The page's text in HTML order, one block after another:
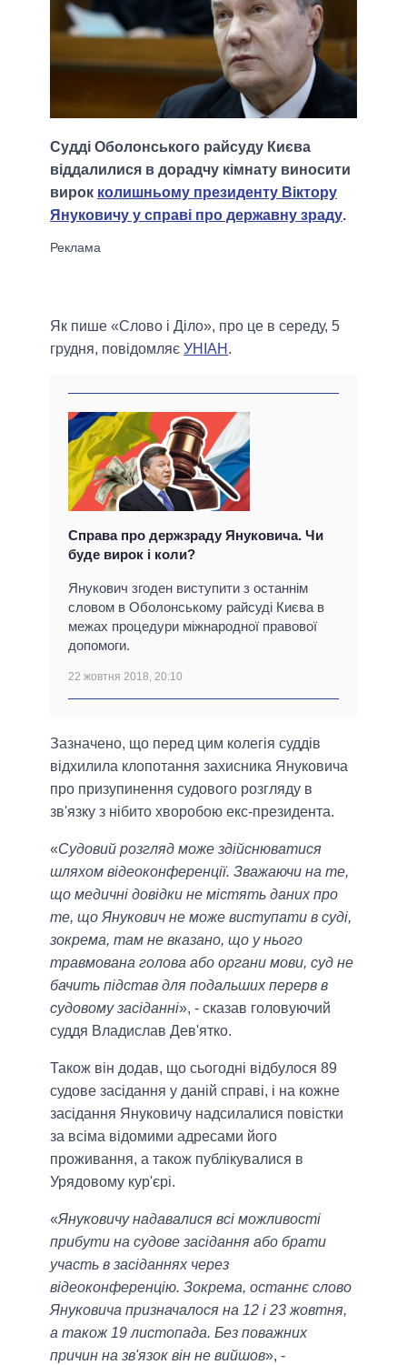
Судді Оболонського райсуду Києва
віддалилися в дорадчу кімнату виносити
вирок колишньому президенту Віктору
Януковичу у справі про державну зраду.
Як пише «Слово і Діло», про це в середу, 5
грудня, повідомляє УНІАН .
Справа про держзраду Януковича. Чи
буде вирок і коли?
Янукович згоден виступити з останнім
словом в Оболонському райсуді Києва в
межах процедури міжнародної правової
допомоги.
22 жовтня 2018, 20:10
Зазначено, що перед цим колегія суддів
відхилила клопотання захисника Януковича
про призупинення судового розгляду в
зв'язку з нібито хворобою екс-президента.
«Судовий розгляд може здійснюватися
шляхом відеоконференції. Зважаючи на те,
що медичні довідки не містять даних про
те, що Янукович не може виступати в суді,
зокрема, там не вказано, що у нього
травмована голова або органи мови, суд не
бачить підстав для подальших перерв в
судовому засіданні», - сказав головуючий
суддя Владислав Дев'ятко.
Також він додав, що сьогодні відбулося 89
судове засідання у даній справі, і на кожне
засідання Януковичу надсилалися повістки
за всіма відомими адресами його
проживання, а також публікувалися в
Урядовому кур'єрі.
«Януковичу надавалися всі можливості
прибути на судове засідання або брати
участь в засіданнях через
відеоконференцію. Зокрема, останнє слово
Януковича призначалося на 12 і 23 жовтня,
а також 19 листопада. Без поважних
причин на зв'язок він не вийшов», -